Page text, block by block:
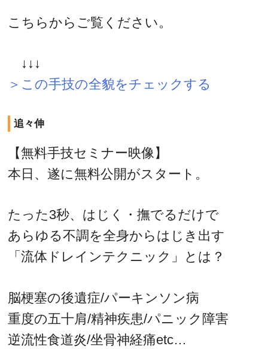
こちらからご覧ください。
↓↓↓
＞この手技の全貌をチェックする
追々伸
【無料手技セミナー映像】
本日、遂に無料公開がスタート。
たった3秒、はじく・撫でるだけで
あらゆる不調を全身からはじき出す
「流体ドレインテクニック」とは？
脳梗塞の後遺症/パーキンソン病
重度の五十肩/精神疾患/パニック障害
逆流性食道炎/坐骨神経痛etc…